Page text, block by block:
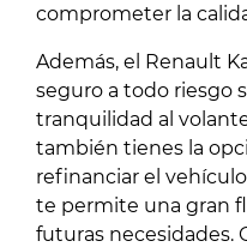
comprometer la
Además, el Renault
seguro a todo riesgo
tranquilidad al
también tienes la
refinanciar el
te permite una gran
futuras necesidades.